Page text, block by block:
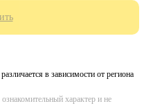
в зависимости от региона
характер и не